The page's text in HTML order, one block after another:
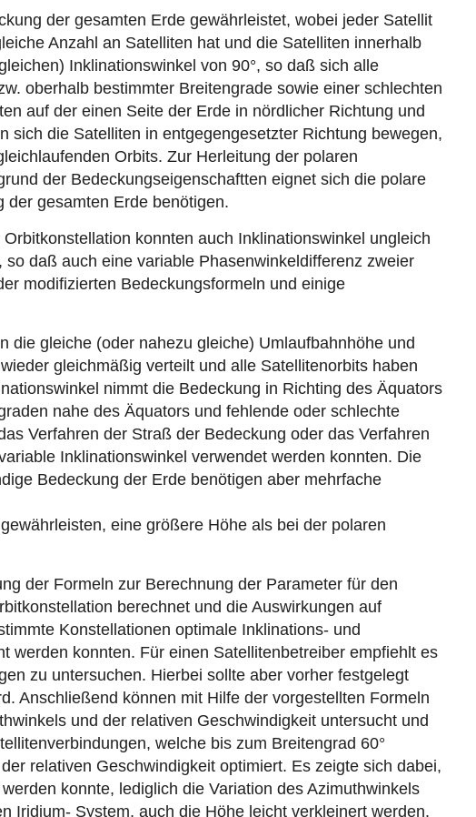
der gesamten Erde gewährleistet, wobei jeder Satellit
Anzahl an Satelliten hat und die Satelliten innerhalb
Inklinationswinkel von 90°, so daß sich alle
oberhalb bestimmter Breitengrade sowie einer schlechten
auf der einen Seite der Erde in nördlicher Richtung und
die Satelliten in entgegengesetzter Richtung bewegen,
Orbits. Zur Herleitung der polaren
der Bedeckungseigenschaftten eignet sich die polare
gesamten Erde benötigen.
konnten auch Inklinationswinkel ungleich
daß auch eine variable Phasenwinkeldifferenz zweier
modifizierten Bedeckungsformeln und einige
die gleiche (oder nahezu gleiche) Umlaufbahnhöhe und
gleichmäßig verteilt und alle Satellitenorbits haben
nimmt die Bedeckung in Richting des Äquators
nahe des Äquators und fehlende oder schlechte
Verfahren der Straß der Bedeckung oder das Verfahren
Inklinationswinkel verwendet werden konnten. Die
Bedeckung der Erde benötigen aber mehrfache
eine größere Höhe als bei der polaren
der Formeln zur Berechnung der Parameter für den
berechnet und die Auswirkungen auf
Konstellationen optimale Inklinations- und
werden konnten. Für einen Satellitenbetreiber empfiehlt es
zu untersuchen. Hierbei sollte aber vorher festgelegt
Anschließend können mit Hilfe der vorgestellten Formeln
und der relativen Geschwindigkeit untersucht und
welche bis zum Breitengrad 60°
relativen Geschwindigkeit optimiert. Es zeigte sich dabei,
konnte, lediglich die Variation des Azimuthwinkels
Iridium- System, auch die Höhe leicht verkleinert werden.